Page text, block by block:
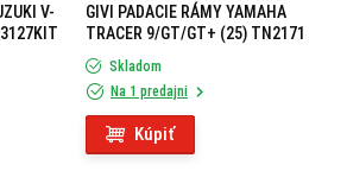
V-
GIVI PADACIE RÁMY YAMAHA
TRACER 9/GT/GT+ (25) TN2171
Skladom
Na 1 predajni
Kúpiť